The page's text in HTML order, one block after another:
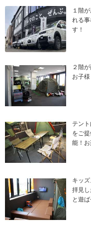
１階
れる
す！
２階
お子
テン
をご
能！お
キッ
拝見
と遊